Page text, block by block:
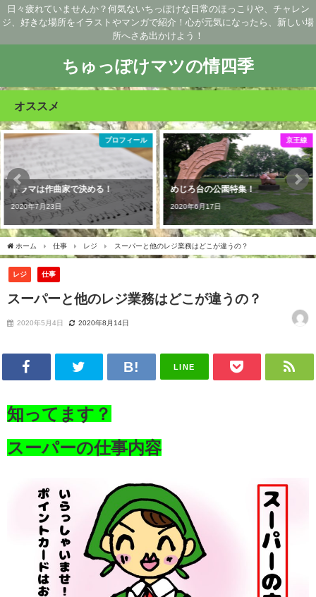
日々疲れていませんか？何気ないちっぽけな日常のほっこりや、チャレン
ジ、好きな場所をイラストやマンガで紹介！心が元気になったら、新しい場
所へさあ出かけよう！
ちゅっぽけマツの情四季
オススメ
京王線
めじろ台の公園特集！
2020年6月17日
京王線
ファミリーにオススメ！京王片倉
駅
ホーム 仕事 レジ スーパーと他のレジ業務はどこが違うの？
レジ 仕事
スーパーと他のレジ業務はどこが違うの？
2020年5月4日 2020年8月14日
LINE
知ってます？
スーパーの仕事内容